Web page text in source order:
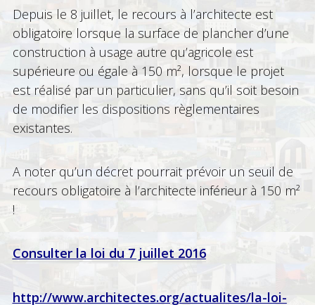
Depuis le 8 juillet, le recours à l’architecte est
obligatoire lorsque la surface de plancher d’une
construction à usage autre qu’agricole est
supérieure ou égale à 150 m², lorsque le projet
est réalisé par un particulier, sans qu’il soit besoin
de modifier les dispositions règlementaires
existantes.
A noter qu’un décret pourrait prévoir un seuil de
recours obligatoire à l’architecte inférieur à 150 m²
!
Consulter la loi du 7 juillet 2016
http://www.architectes.org/actualites/la-loi-